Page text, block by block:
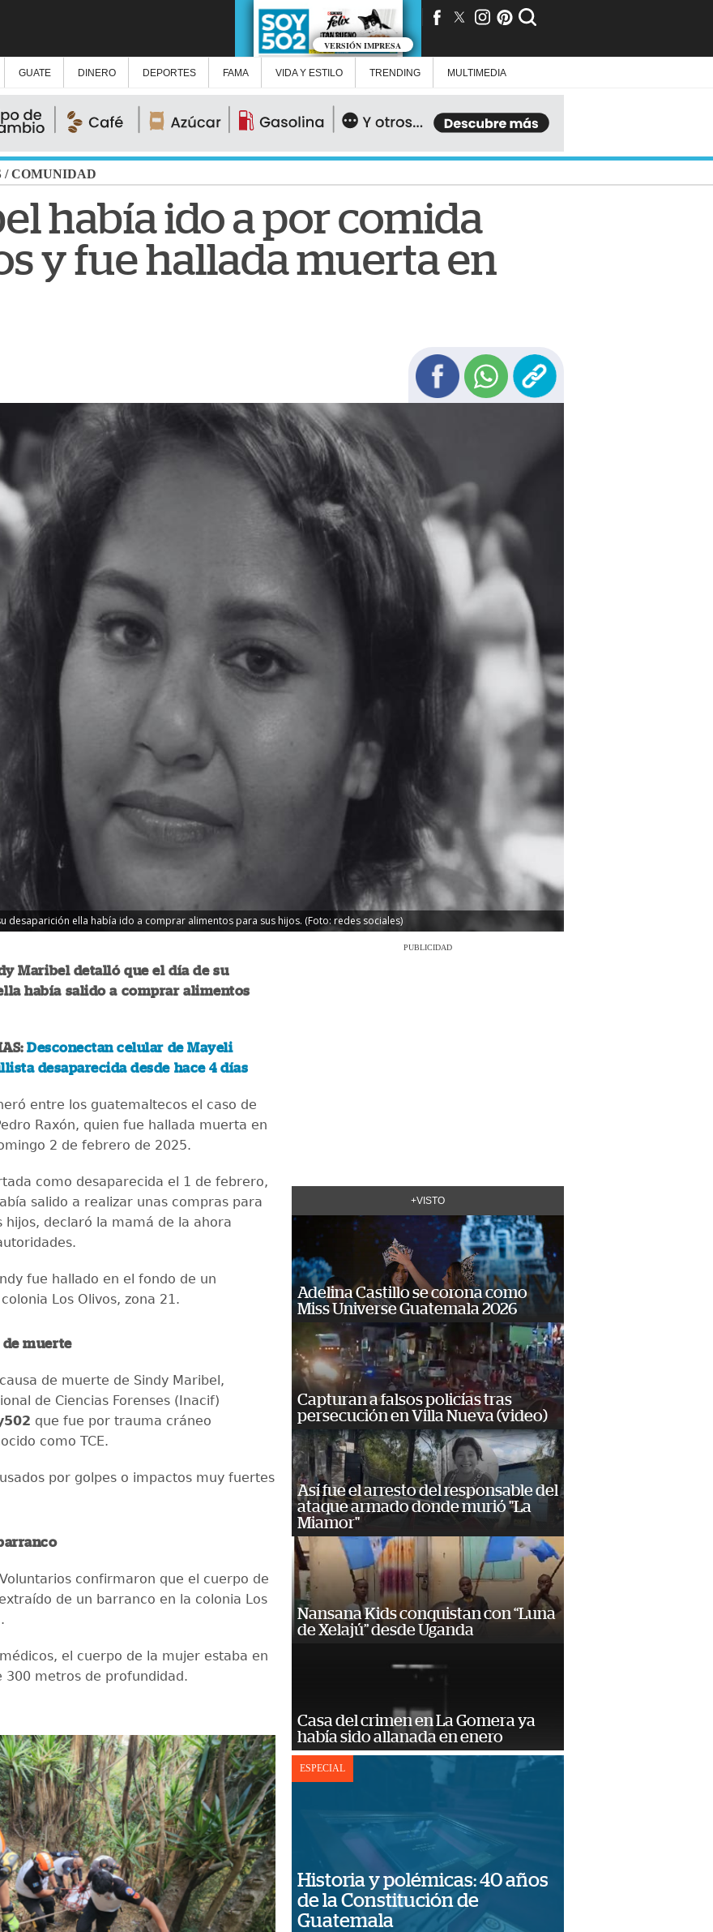
VERSIÓN IMPRESA
GUATE DINERO DEPORTES FAMA VIDA Y ESTILO TRENDING MULTIMEDIA
/COMUNIDAD
había ido a por comida
y fue hallada muerta en
desaparición ella había ido a comprar alimentos para sus hijos. (Foto: redes sociales)
Maribel detalló que el día de su
había salido a comprar alimentos
Desconectan celular de Mayeli
desaparecida desde hace 4 días
entre los guatemaltecos el caso de
Raxón, quien fue hallada muerta en
2 de febrero de 2025.
como desaparecida el 1 de febrero,
salido a realizar unas compras para
hijos, declaró la mamá de la ahora
fue hallado en el fondo de un
Los Olivos, zona 21.
de muerte
de muerte de Sindy Maribel,
de Ciencias Forenses (Inacif)
que fue por trauma cráneo
como TCE.
por golpes o impactos muy fuertes
confirmaron que el cuerpo de
de un barranco en la colonia Los
el cuerpo de la mujer estaba en
300 metros de profundidad.
PUBLICIDAD
+VISTO
Adelina Castillo se corona como
Miss Universe Guatemala 2026
Capturan a falsos policías tras
persecución en Villa Nueva (video)
Así fue el arresto del responsable del
ataque armado donde murió "La
Miamor"
Nansana Kids conquistan con “Luna
de Xelajú” desde Uganda
Casa del crimen en La Gomera ya
había sido allanada en enero
ESPECIAL
Historia y polémicas: 40 años
de la Constitución de
Guatemala